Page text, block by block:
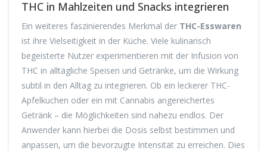
THC in Mahlzeiten und Snacks integrieren
Ein weiteres faszinierendes Merkmal der THC-Esswaren
ist ihre Vielseitigkeit in der Küche. Viele kulinarisch
begeisterte Nutzer experimentieren mit der Infusion von
THC in alltägliche Speisen und Getränke, um die Wirkung
subtil in den Alltag zu integrieren. Ob ein leckerer THC-
Apfelkuchen oder ein mit Cannabis angereichertes
Getränk – die Möglichkeiten sind nahezu endlos. Der
Anwender kann hierbei die Dosis selbst bestimmen und
anpassen, um die bevorzugte Intensität zu erreichen. Dies